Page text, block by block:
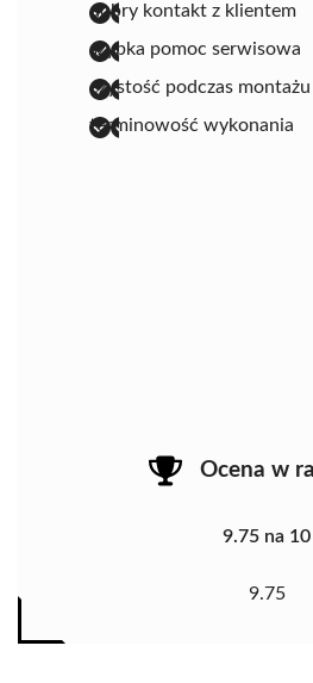
dobry kontakt z klientem
szybka pomoc serwisowa
czystość podczas montażu
terminowość wykonania
Ocena w
9.75 na 10
9.75